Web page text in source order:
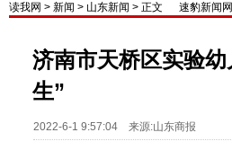
读我网 > 新闻 > 山东新闻 > 正文 速豹新闻网
济南市天桥区实验
生”
2022-6-1 9:57:04 来源:山东商报